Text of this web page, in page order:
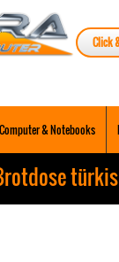
Click
Computer & Notebooks
türkis